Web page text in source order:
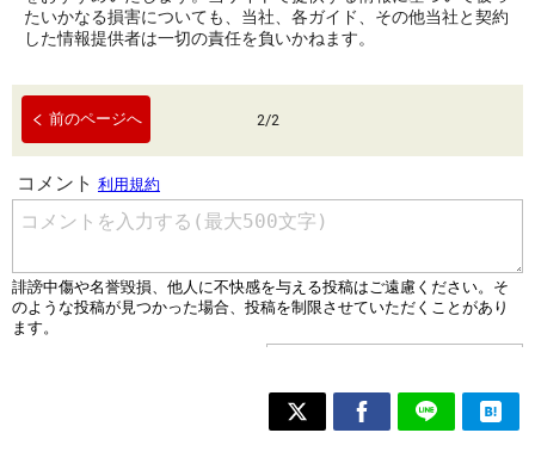
たいかなる損害についても、当社、各ガイド、その他当社と契約
した情報提供者は一切の責任を負いかねます。
前のページへ 2/2